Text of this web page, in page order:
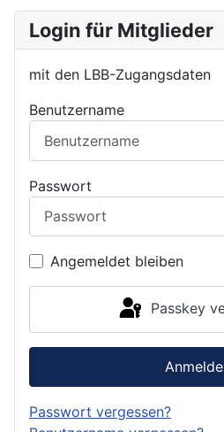
Login für Mitglieder
mit den LBB-Zugangsdaten
Benutzername
Passwort
Angemeldet bleiben
Passkey
Passwort vergessen?